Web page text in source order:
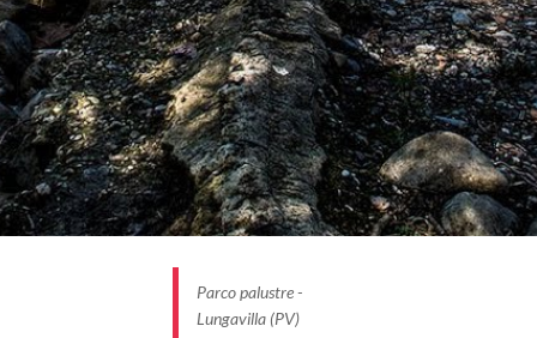
Parco palustre -
Lungavilla (PV)